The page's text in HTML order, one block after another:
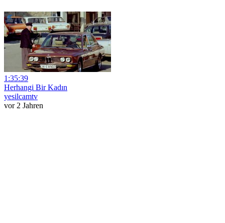
1:35:39
Herhangi Bir Kadın
yesilcamtv
vor 2 Jahren